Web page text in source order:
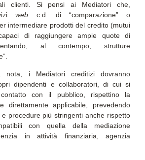
clienti. Si pensi ai Mediatori che,
web c.d. di “comparazione” o
intermediare prodotti del credito (mutui
di raggiungere ampie quote di
al contempo, strutture
nota, i Mediatori creditizi dovranno
dipendenti e collaboratori, di cui si
con il pubblico, rispettino la
direttamente applicabile, prevedendo
e procedure più stringenti anche rispetto
con quella della mediazione
in attività finanziaria, agenzia